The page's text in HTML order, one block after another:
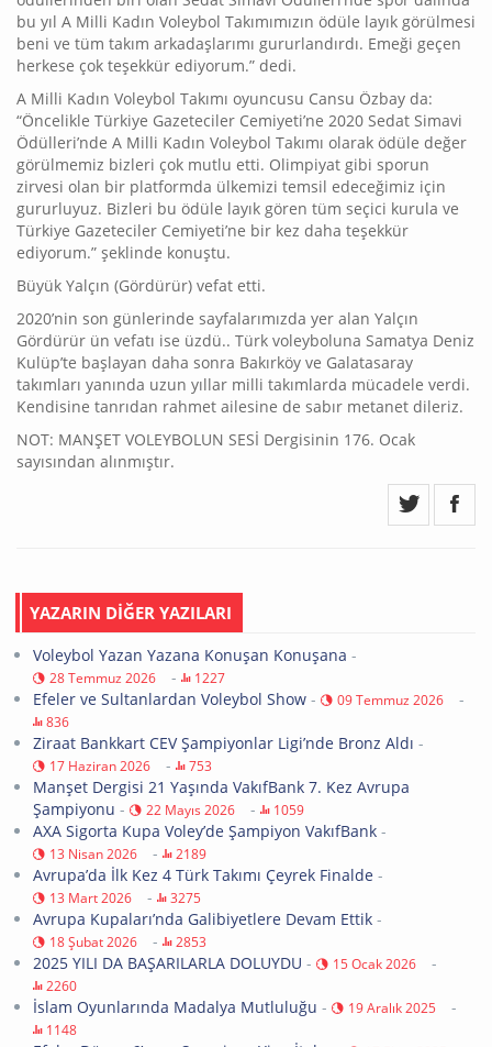
bu yıl A Milli Kadın Voleybol Takımımızın ödüle layık görülmesi
beni ve tüm takım arkadaşlarımı gururlandırdı. Emeği geçen
herkese çok teşekkür ediyorum.” dedi.
A Milli Kadın Voleybol Takımı oyuncusu Cansu Özbay da:
“Öncelikle Türkiye Gazeteciler Cemiyeti’ne 2020 Sedat Simavi
Ödülleri’nde A Milli Kadın Voleybol Takımı olarak ödüle değer
görülmemiz bizleri çok mutlu etti. Olimpiyat gibi sporun
zirvesi olan bir platformda ülkemizi temsil edeceğimiz için
gururluyuz. Bizleri bu ödüle layık gören tüm seçici kurula ve
Türkiye Gazeteciler Cemiyeti’ne bir kez daha teşekkür
ediyorum.” şeklinde konuştu.
Büyük Yalçın (Gördürür) vefat etti.
2020’nin son günlerinde sayfalarımızda yer alan Yalçın
Gördürür ün vefatı ise üzdü.. Türk voleyboluna Samatya Deniz
Kulüp’te başlayan daha sonra Bakırköy ve Galatasaray
takımları yanında uzun yıllar milli takımlarda mücadele verdi.
Kendisine tanrıdan rahmet ailesine de sabır metanet dileriz.
NOT: MANŞET VOLEYBOLUN SESİ Dergisinin 176. Ocak
sayısından alınmıştır.
YAZARIN DİĞER YAZILARI
Voleybol Yazan Yazana Konuşan Konuşana -
28 Temmuz 2026 - 1227
Efeler ve Sultanlardan Voleybol Show - 09 Temmuz 2026 -
836
Ziraat Bankkart CEV Şampiyonlar Ligi’nde Bronz Aldı -
17 Haziran 2026 - 753
Manşet Dergisi 21 Yaşında VakıfBank 7. Kez Avrupa
Şampiyonu - 22 Mayıs 2026 - 1059
AXA Sigorta Kupa Voley’de Şampiyon VakıfBank -
13 Nisan 2026 - 2189
Avrupa’da İlk Kez 4 Türk Takımı Çeyrek Finalde -
13 Mart 2026 - 3275
Avrupa Kupaları’nda Galibiyetlere Devam Ettik -
18 Şubat 2026 - 2853
2025 YILI DA BAŞARILARLA DOLUYDU - 15 Ocak 2026 -
2260
İslam Oyunlarında Madalya Mutluluğu - 19 Aralık 2025 -
1148